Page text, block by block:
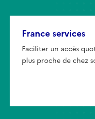
France services
Faciliter un accès
plus proche de chez